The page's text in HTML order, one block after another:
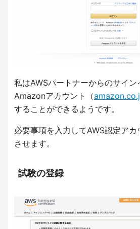
私はAWSパートナーからのサイン
Amazonアカウント（
することができるようです。
必要事項を入力してAWS認定ア
させます。
試験の登録